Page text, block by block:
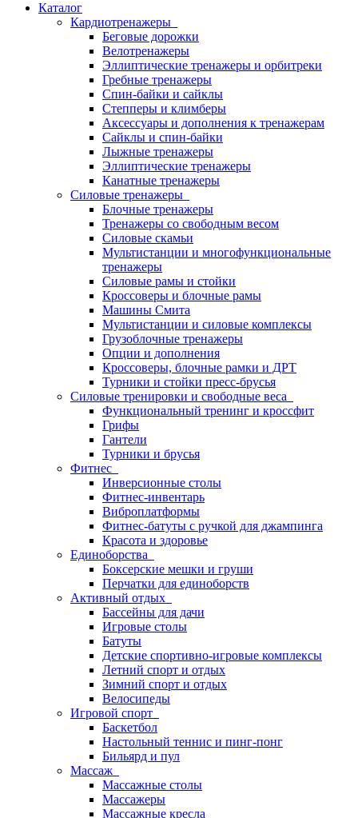
Каталог
Кардиотренажеры
Беговые дорожки
Велотренажеры
Эллиптические тренажеры и орбитреки
Гребные тренажеры
Спин-байки и сайклы
Степперы и климберы
Аксессуары и дополнения к тренажерам
Сайклы и спин-байки
Лыжные тренажеры
Эллиптические тренажеры
Канатные тренажеры
Силовые тренажеры
Блочные тренажеры
Тренажеры со свободным весом
Силовые скамьи
Мультистанции и многофункциональные
тренажеры
Силовые рамы и стойки
Кроссоверы и блочные рамы
Машины Смита
Мультистанции и силовые комплексы
Грузоблочные тренажеры
Опции и дополнения
Кроссоверы, блочные рамки и ДРТ
Турники и стойки пресс-брусья
Силовые тренировки и свободные веса
Функциональный тренинг и кроссфит
Грифы
Гантели
Турники и брусья
Фитнес
Инверсионные столы
Фитнес-инвентарь
Виброплатформы
Фитнес-батуты с ручкой для джампинга
Красота и здоровье
Единоборства
Боксерские мешки и груши
Перчатки для единоборств
Активный отдых
Бассейны для дачи
Игровые столы
Батуты
Детские спортивно-игровые комплексы
Летний спорт и отдых
Зимний спорт и отдых
Велосипеды
Игровой спорт
Баскетбол
Настольный теннис и пинг-понг
Бильярд и пул
Массаж
Массажные столы
Массажеры
Массажные кресла